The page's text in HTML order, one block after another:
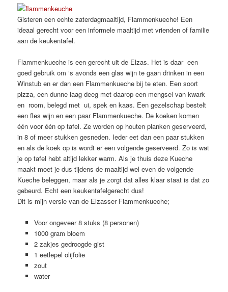
Gisteren een echte zaterdagmaaltijd, Flammenkueche! Een
ideaal gerecht voor een informele maaltijd met vrienden of familie
aan de keukentafel.
Flammenkueche is een gerecht uit de Elzas. Het is daar een
goed gebruik om ‘s avonds een glas wijn te gaan drinken in een
Winstub en er dan een Flammenkueche bij te eten. Een soort
pizza, een dunne laag deeg met daarop een mengsel van kwark
en room, belegd met ui, spek en kaas. Een gezelschap bestelt
een fles wijn en een paar Flammenkueche. De koeken komen
één voor één op tafel. Ze worden op houten planken geserveerd,
in 8 of meer stukken gesneden. Ieder eet dan een paar stukken
en als de koek op is wordt er een volgende geserveerd. Zo is wat
je op tafel hebt altijd lekker warm. Als je thuis deze Kueche
maakt moet je dus tijdens de maaltijd wel even de volgende
Kueche beleggen, maar als je zorgt dat alles klaar staat is dat zo
gebeurd. Echt een keukentafelgerecht dus!
Dit is mijn versie van de Elzasser Flammenkueche;
Voor ongeveer 8 stuks (8 personen)
1000 gram bloem
2 zakjes gedroogde gist
1 eetlepel olijfolie
zout
water